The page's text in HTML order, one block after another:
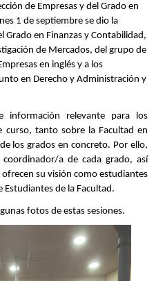
de Empresas y del Grado en
1 de septiembre se dio la
Grado en Finanzas y Contabilidad,
de Mercados, del grupo de
en inglés y a los
en Derecho y Administración y
información relevante para los
curso, tanto sobre la Facultad en
los grados en concreto. Por ello,
a de cada grado, así
su visión como estudiantes
Estudiantes de la Facultad.
fotos de estas sesiones.